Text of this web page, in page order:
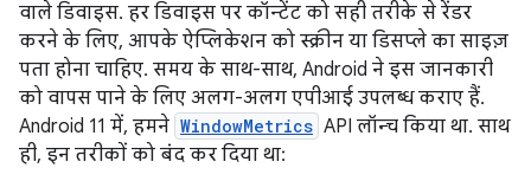
वाले डिवाइस. हर डिवाइस पर कॉन्टेंट को सही तरीके से रेंडर
करने के लिए, आपके ऐप्लिकेशन को स्क्रीन या डिसप्ले का साइज़
पता होना चाहिए. समय के साथ-साथ, Android ने इस जानकारी
को वापस पाने के लिए अलग-अलग एपीआई उपलब्ध कराए हैं.
Android 11 में, हमने WindowMetrics API लॉन्च किया था. साथ
ही, इन तरीकों को बंद कर दिया था: